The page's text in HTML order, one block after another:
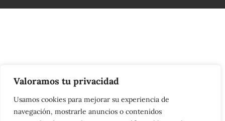
Valoramos tu privacidad
Usamos cookies para mejorar su experiencia de
navegación, mostrarle anuncios o contenidos